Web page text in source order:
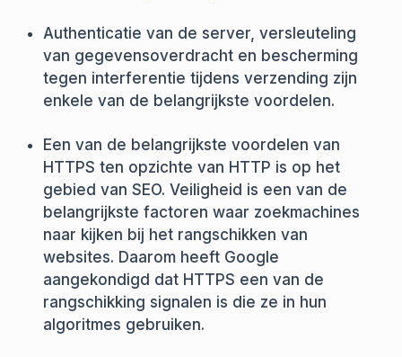
Authenticatie van de server, versleuteling
van gegevensoverdracht en bescherming
tegen interferentie tijdens verzending zijn
enkele van de belangrijkste voordelen.
Een van de belangrijkste voordelen van
HTTPS ten opzichte van HTTP is op het
gebied van SEO. Veiligheid is een van de
belangrijkste factoren waar zoekmachines
naar kijken bij het rangschikken van
websites. Daarom heeft Google
aangekondigd dat HTTPS een van de
rangschikking signalen is die ze in hun
algoritmes gebruiken.